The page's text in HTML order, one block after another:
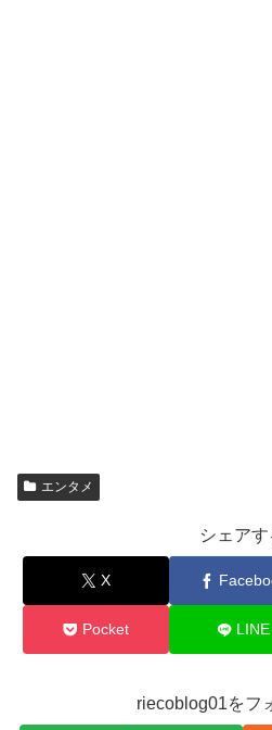
エンタメ
シェアす
X
Pocket LINE
riecoblog01をフ